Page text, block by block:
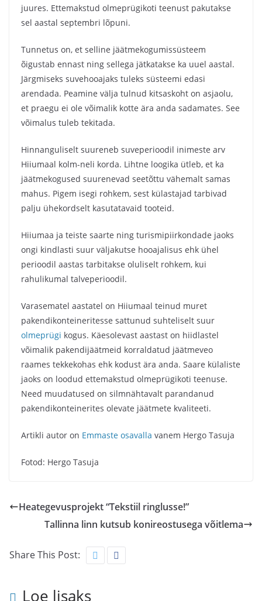
juures. Ettemakstud olmeprügikoti teenust pakutakse
sel aastal septembri lõpuni.
Tunnetus on, et selline jäätmekogumissüsteem
õigustab ennast ning sellega jätkatakse ka uuel aastal.
Järgmiseks suvehooajaks tuleks süsteemi edasi
arendada. Peamine välja tulnud kitsaskoht on asjaolu,
et praegu ei ole võimalik kotte ära anda sadamates. See
võimalus tuleb tekitada.
Hinnanguliselt suureneb suveperioodil inimeste arv
Hiiumaal kolm-neli korda. Lihtne loogika ütleb, et ka
jäätmekogused suurenevad seetõttu vähemalt samas
mahus. Pigem isegi rohkem, sest külastajad tarbivad
palju ühekordselt kasutatavaid tooteid.
Hiiumaa ja teiste saarte ning turismipiirkondade jaoks
ongi kindlasti suur väljakutse hooajalisus ehk ühel
perioodil aastas tarbitakse oluliselt rohkem, kui
rahulikumal talveperioodil.
Varasematel aastatel on Hiiumaal teinud muret
pakendikonteineritesse sattunud suhteliselt suur
olmeprügi kogus. Käesolevast aastast on hiidlastel
võimalik pakendijäätmeid korraldatud jäätmeveo
raames tekkekohas ehk kodust ära anda. Saare külaliste
jaoks on loodud ettemakstud olmeprügikoti teenuse.
Need muudatused on silmnähtavalt parandanud
pakendikonteinerites olevate jäätmete kvaliteeti.
Artikli autor on Emmaste osavalla vanem Hergo Tasuja
Fotod: Hergo Tasuja
Heategevusprojekt “Tekstiil ringlusse!”
Tallinna linn kutsub konireostusega võitlema
Share This Post:
Loe lisaks